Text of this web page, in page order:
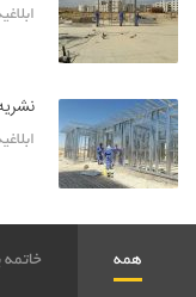
نشریه 613 معاونت
همه خاتمه